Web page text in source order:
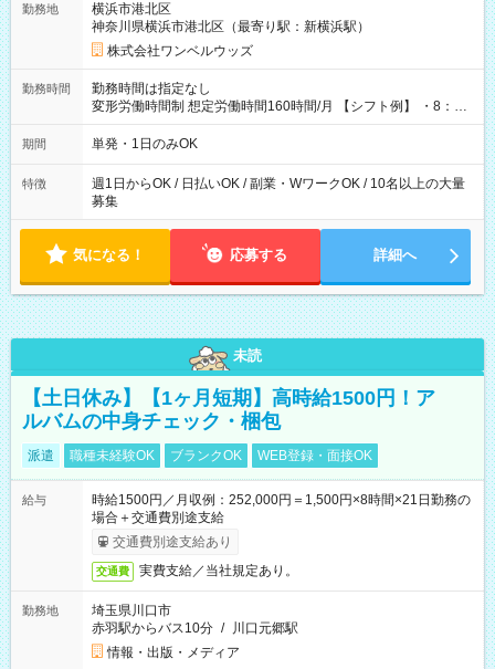
勤務地
横浜市港北区
神奈川県横浜市港北区（最寄り駅：新横浜駅）
株式会社ワンベルウッズ
勤務時間
勤務時間は指定なし
変形労働時間制 想定労働時間160時間/月 【シフト例】 ・8：00
～21：00
期間 単発・1日のみOK
特徴
週1日からOK / 日払いOK / 副業・WワークOK / 10名以上の大量
募集
気になる！ 応募する 詳細へ
未読
【土日休み】【1ヶ月短期】高時給1500円！ア
ルバムの中身チェック・梱包
派遣 職種未経験OK ブランクOK WEB登録・面接OK
給与
時給1500円／月収例：252,000円＝1,500円×8時間×21日勤務の
場合＋交通費別途支給
交通費別途支給あり
交通費 実費支給／当社規定あり。
勤務地
埼玉県川口市
赤羽駅からバス10分 / 川口元郷駅
情報・出版・メディア